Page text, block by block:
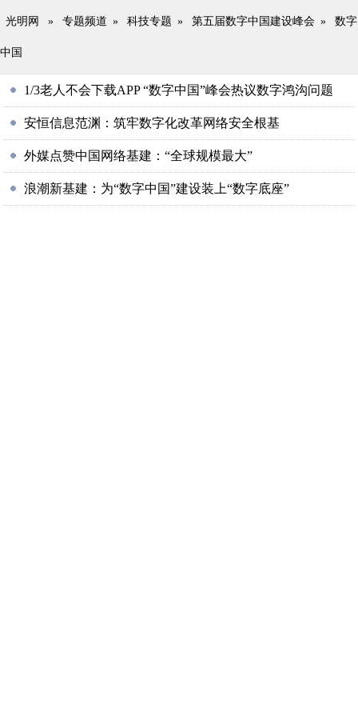
光明网 » 专题频道 » 科技专题 » 第五届数字中国建设峰会 » 数字
中国
1/3老人不会下载APP “数字中国”峰会热议数字鸿沟问题
安恒信息范渊：筑牢数字化改革网络安全根基
外媒点赞中国网络基建：“全球规模最大”
浪潮新基建：为“数字中国”建设装上“数字底座”